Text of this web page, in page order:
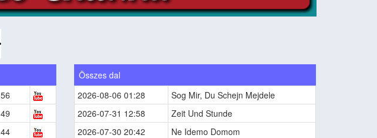
56
49
44
Összes dal
2026-08-06 01:28
Sog Mir, Du Schejn Mejdele
2026-07-31 12:58
Zeit Und Stunde
2026-07-30 20:42
Ne Idemo Domom